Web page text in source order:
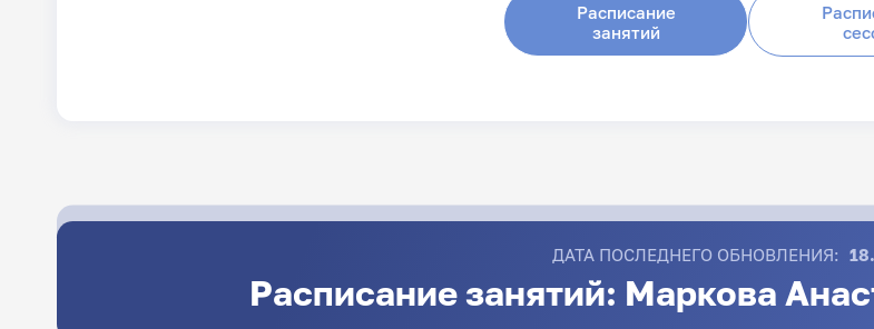
Расписание
занятий
ДАТА ПОСЛЕДНЕГО ОБНОВЛЕНИЯ:
Расписание занятий: Маркова